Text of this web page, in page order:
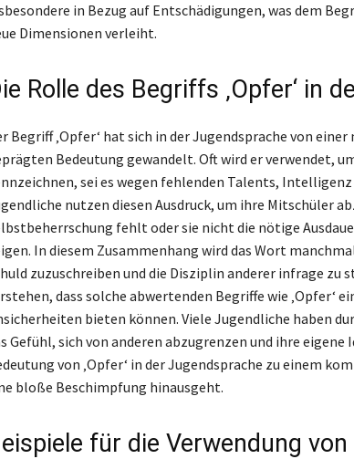
in Bezug auf Entschädigungen, was dem
Dimensionen verleiht.
Rolle des Begriffs ‚Opfer‘ in
Begriff ‚Opfer‘ hat sich in der Jugendsprache von
Bedeutung gewandelt. Oft wird er verwendet,
sei es wegen fehlenden Talents, Intelligenz
nutzen diesen Ausdruck, um ihre Mitschüler
fehlt oder sie nicht die nötige
In diesem Zusammenhang wird das Wort
zuzuschreiben und die Disziplin anderer infrage zu
dass solche abwertenden Begriffe wie ‚Opfer‘
bieten können. Viele Jugendliche haben
Gefühl, sich von anderen abzugrenzen und ihre
von ‚Opfer‘ in der Jugendsprache zu einem
bloße Beschimpfung hinausgeht.
für die Verwendung von